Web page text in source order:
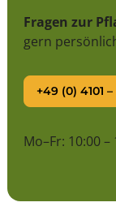
Fragen zur
gern
+49 (0) 4101
Mo–Fr: 10:00